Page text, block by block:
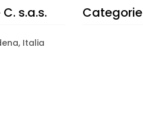
s.a.s.
Italia
Categorie